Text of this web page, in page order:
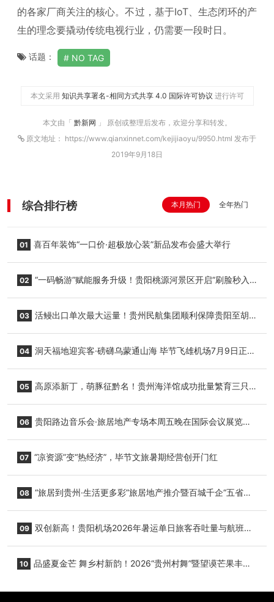
的各家厂商关注的核心。不过，基于IoT、生态闭环的产
生的理念要撬动传统电视行业，仍需要一段时日。
话题： NO TAG
本文采用 知识共享署名-相同方式共享 4.0 国际许可协议 进行许可
本文由「 黔新网 」 原创或整理后发布，欢迎分享和转发。
原文地址： https://www.qianxinnet.com/kejijiaoyu/9950.html 发布于
2019年9月18日
综合排行榜 本月热门 全年热门
01 喜百年装饰“一口价·超极放心装”新品发布会盛大举行
02 “一码畅游”赋能服务升级！贵阳桃源河景区开启“刷脸秒入
03 活鳗出口单次最大运量！贵州民航集团顺利保障贵阳至胡
04 洞天福地迎宾客·磅礴乌蒙通山海 毕节飞雄机场7月9日正式
05 高原添新丁，萌豚征黔名！贵州海洋馆成功批量繁育三只
06 贵阳路边音乐会·旅居地产专场本周五晚在国际会议展览中
07 “凉资源”变“热经济”，毕节文旅暑期经营创开门红
08 “旅居到贵州·生活更多彩”旅居地产推介暨百城千企“五省
09 双创新高！贵阳机场2026年暑运单日旅客吞吐量与航班起
10 品盛夏金芒 舞乡村新韵！2026“贵州村舞”暨望谟芒果丰收